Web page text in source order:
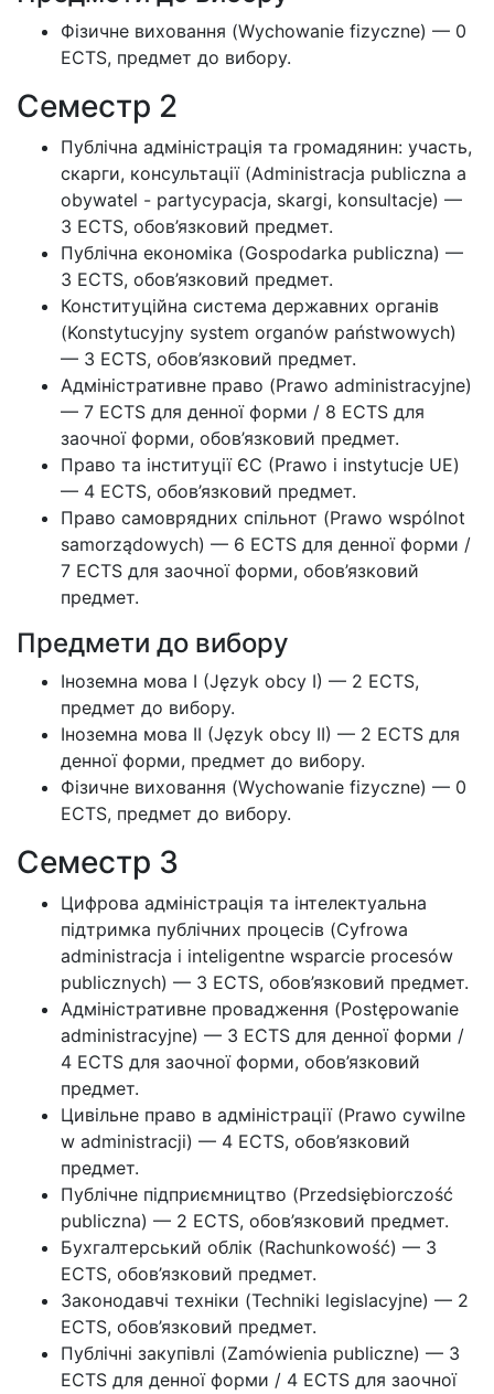
Фізичне виховання (Wychowanie fizyczne) — 0
ECTS, предмет до вибору.
Семестр 2
Публічна адміністрація та громадянин: участь,
скарги, консультації (Administracja publiczna a
obywatel - partycypacja, skargi, konsultacje) —
3 ECTS, обов’язковий предмет.
Публічна економіка (Gospodarka publiczna) —
3 ECTS, обов’язковий предмет.
Конституційна система державних органів
(Konstytucyjny system organów państwowych)
— 3 ECTS, обов’язковий предмет.
Адміністративне право (Prawo administracyjne)
— 7 ECTS для денної форми / 8 ECTS для
заочної форми, обов’язковий предмет.
Право та інституції ЄС (Prawo i instytucje UE)
— 4 ECTS, обов’язковий предмет.
Право самоврядних спільнот (Prawo wspólnot
samorządowych) — 6 ECTS для денної форми /
7 ECTS для заочної форми, обов’язковий
предмет.
Предмети до вибору
Іноземна мова I (Język obcy I) — 2 ECTS,
предмет до вибору.
Іноземна мова II (Język obcy II) — 2 ECTS для
денної форми, предмет до вибору.
Фізичне виховання (Wychowanie fizyczne) — 0
ECTS, предмет до вибору.
Семестр 3
Цифрова адміністрація та інтелектуальна
підтримка публічних процесів (Cyfrowa
administracja i inteligentne wsparcie procesów
publicznych) — 3 ECTS, обов’язковий предмет.
Адміністративне провадження (Postępowanie
administracyjne) — 3 ECTS для денної форми /
4 ECTS для заочної форми, обов’язковий
предмет.
Цивільне право в адміністрації (Prawo cywilne
w administracji) — 4 ECTS, обов’язковий
предмет.
Публічне підприємництво (Przedsiębiorczość
publiczna) — 2 ECTS, обов’язковий предмет.
Бухгалтерський облік (Rachunkowość) — 3
ECTS, обов’язковий предмет.
Законодавчі техніки (Techniki legislacyjne) — 2
ECTS, обов’язковий предмет.
Публічні закупівлі (Zamówienia publiczne) — 3
ECTS для денної форми / 4 ECTS для заочної